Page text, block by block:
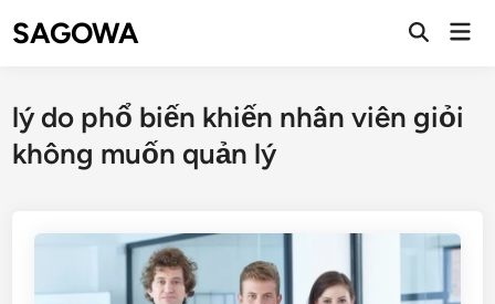
SAGOWA
lý do phổ biến khiến nhân viên giỏi
không muốn quản lý